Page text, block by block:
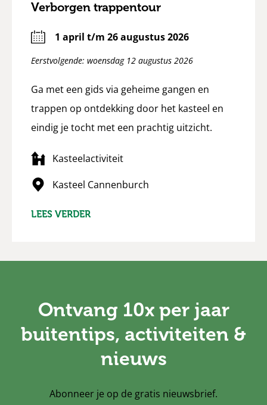
Verborgen trappentour
1 april t/m 26 augustus 2026
Eerstvolgende: woensdag 12 augustus 2026
Ga met een gids via geheime gangen en
trappen op ontdekking door het kasteel en
eindig je tocht met een prachtig uitzicht.
Kasteelactiviteit
Kasteel Cannenburch
LEES VERDER
Ontvang 10x per jaar
buitentips, activiteiten &
nieuws
Abonneer je op de gratis nieuwsbrief.